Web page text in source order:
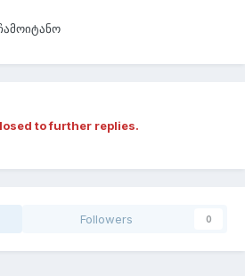
to further replies.
Followers 0